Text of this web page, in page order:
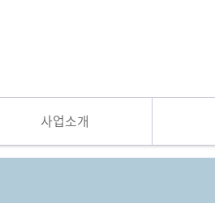
사업소개